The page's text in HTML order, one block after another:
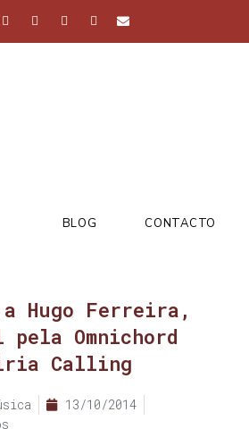
BLOG CONTACTO
Hugo Ferreira,
pela Omnichord
Calling
13/10/2014